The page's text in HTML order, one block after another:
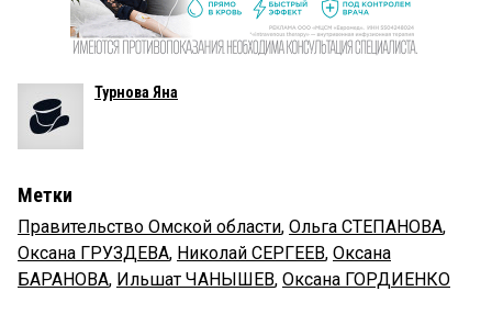
Турнова Яна
Метки
Правительство Омской области, Ольга СТЕПАНОВА,
Оксана ГРУЗДЕВА, Николай СЕРГЕЕВ, Оксана
БАРАНОВА, Ильшат ЧАНЫШЕВ, Оксана ГОРДИЕНКО